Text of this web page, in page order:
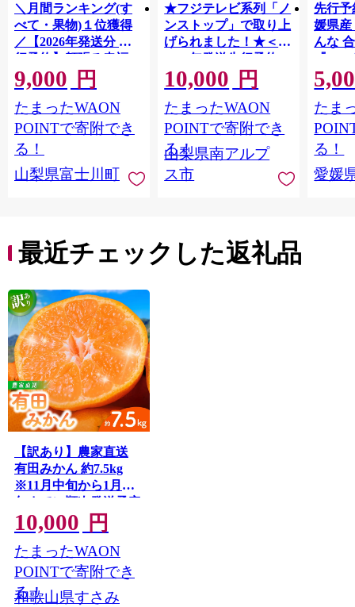
＼月間ランキング(す
べて・果物)１位獲得
／【2026年発送分 先
行予約】頬張る幸福
感 〜緑の宝石・ シ
ャインマスカット 〜
１ｋｇ以上（２〜３
房） フルーツ 山梨県
産 果物 くだもの シャ
イン マスカット ぶど
う ブドウ 葡萄 大粒 種
9,000 円
たまったWAON
POINTで寄附でき
る！
山梨県富士川町
★フジテレビ系列「ノ
ンストップ」で取り上
げられました！★＜
2026年発送先行予約＞
南アルプス市産シャイ
ンマスカット1.2kg以
上（2～3房） クール
便発送 ALPAG007
10,000 円
たまったWAON
POINTで寄附でき
る！
山梨県南アルプ
ス市
先行予
媛県産
んな
『
出荷
ご自宅
マド
あり
ツ 高
産地直
レンジ
たま
る！
愛媛
最近チェックした返礼品
【訳あり】農家直送
有田みかん 約7.5kg
※11月中旬から1月中
旬までに順次発送予定
お届け日指定不可）※
北海道・沖縄・離島へ
の配送不可
10,000 円
たまったWAON
POINTで寄附でき
る！
和歌山県すさみ